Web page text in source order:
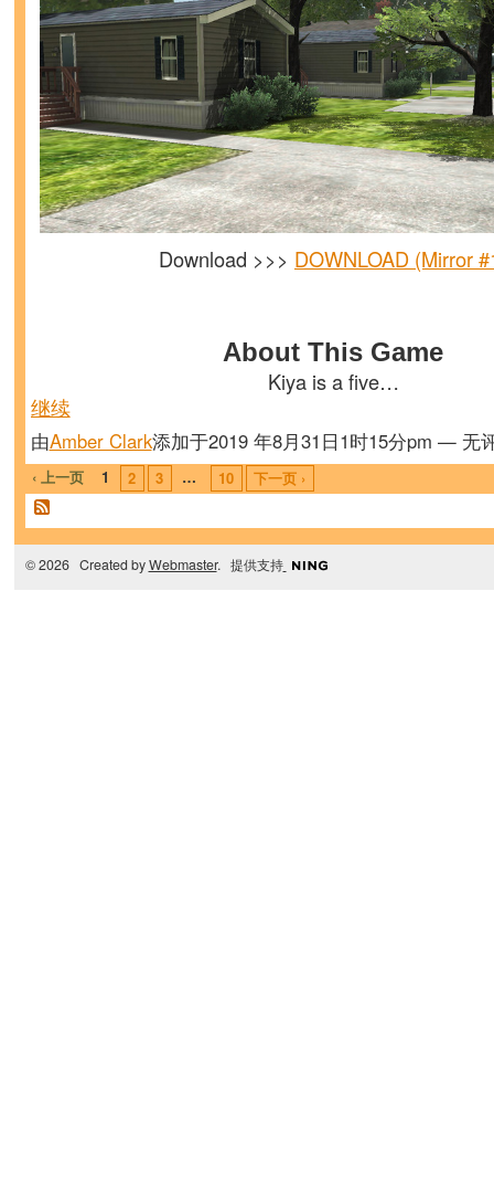
Download >>> DOWNLOAD (Mirror
About This Game
Kiya is a five…
继续
由Amber Clark添加于2019 年8月31日1时15分pm — 无
‹ 上一页 1 2 3 … 10 下一页 ›
© 2026 Created byWebmaster. 提供支持